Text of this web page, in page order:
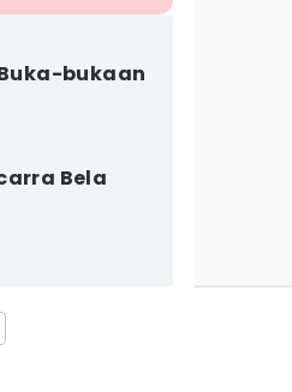
bukaan
Bela